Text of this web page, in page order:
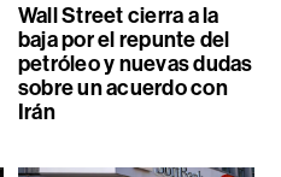
Wall Street cierra a la
baja por el repunte del
petróleo y nuevas dudas
sobre un acuerdo con
Irán